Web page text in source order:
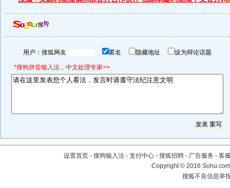
用户： 匿名 隐藏地址 设为辩论话题
*搜狗拼音输入法，中文处理专家>>
设置首页 - 搜狗输入法 - 支付中心 - 搜狐招聘 - 广告服务 - 客
Copyright©2016
搜狐不良信息举